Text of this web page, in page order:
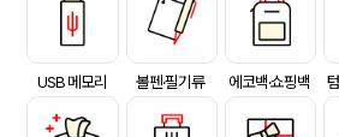
USB 메모리 볼펜·필기류 에코백·쇼핑백